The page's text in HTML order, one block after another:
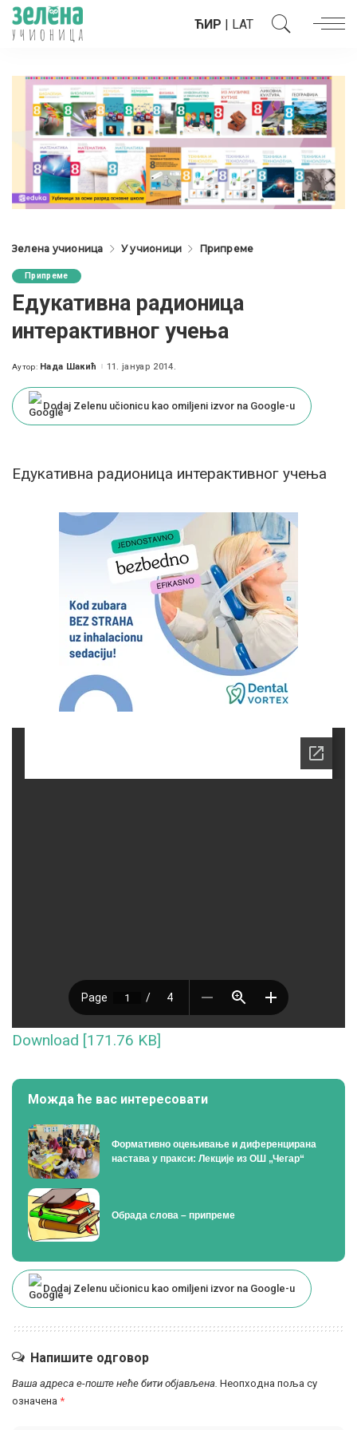
ЋИР | LAT
Зелена учионица У учионици Припреме
Припреме
Eдукативна радионица
интерактивног учења
Posted
Аутор: Нада Шакић 11. јануар 2014.
Dodaj Zelenu učionicu kao omiljeni izvor na Google-u
Eдукативна радионица интерактивног учења
Download [171.76 KB]
Можда ће вас интересовати
Формативно оцењивање и диференцирана
настава у пракси: Лекције из ОШ „Чегар“
Oбрада слова – припреме
Dodaj Zelenu učionicu kao omiljeni izvor na Google-u
Напишите одговор
Ваша адреса е-поште неће бити објављена. Неопходна поља су
означена *